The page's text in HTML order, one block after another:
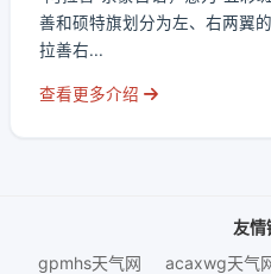
善和硕特旗划分为左、右两翼
拉善右...
查看更多介绍
友情
gpmhs天气网
acaxwg天气